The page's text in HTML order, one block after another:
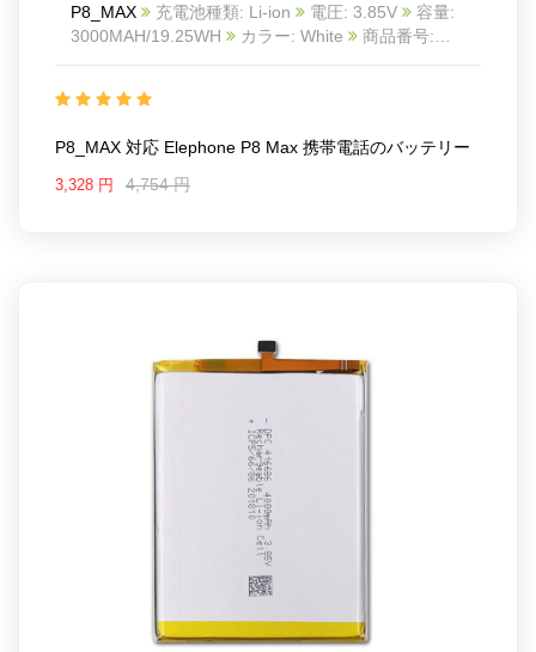
P8_MAX
充電池種類: Li-ion 電圧: 3.85V
3000MAH/19.25WH
カラー: White
商品番号:
P8_MAX 対応 Elephone P8 Max 携帯電話のバッテリー
3,328 円 4,754 円